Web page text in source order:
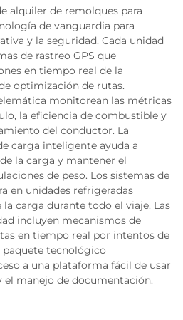
alquiler de remolques para
de vanguardia para
y la seguridad. Cada unidad
de rastreo GPS que
en tiempo real de la
optimización de rutas.
monitorean las métricas
la eficiencia de combustible y
del conductor. La
carga inteligente ayuda a
la carga y mantener el
de peso. Los sistemas de
en unidades refrigeradas
carga durante todo el viaje. Las
incluyen mecanismos de
en tiempo real por intentos de
paquete tecnológico
a una plataforma fácil de usar
el manejo de documentación.